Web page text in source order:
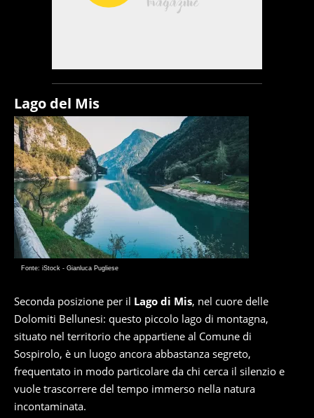
Lago del Mis
Fonte: iStock - Gianluca Pugliese
Seconda posizione per il Lago di Mis, nel cuore delle
Dolomiti Bellunesi: questo piccolo lago di montagna,
situato nel territorio che appartiene al Comune di
Sospirolo, è un luogo ancora abbastanza segreto,
frequentato in modo particolare da chi cerca il silenzio e
vuole trascorrere del tempo immerso nella natura
incontaminata.